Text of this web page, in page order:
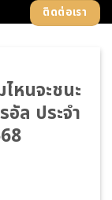
ติดต่อเรา
หนจะชนะ
อัล ประจำ